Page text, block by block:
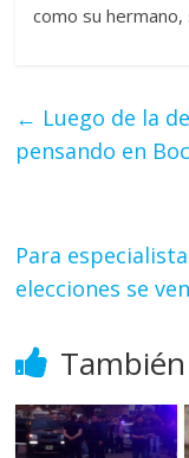
como su hermano,
← Luego de la
pensando en
Para
elecciones se